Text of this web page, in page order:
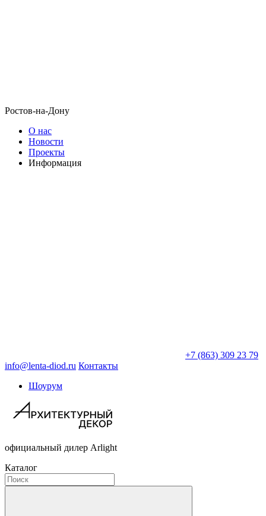
Ростов-на-Дону
О нас
Новости
Проекты
Информация
+7 (863) 309 23 79
info@lenta-diod.ru Контакты
Шоурум
официальный дилер Arlight
Каталог